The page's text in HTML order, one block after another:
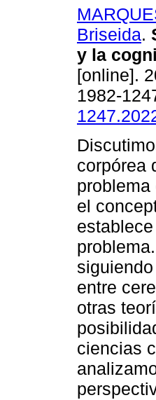
Briseida.
y la
[online].
1982-
corpórea
el
entre
otras
ciencias